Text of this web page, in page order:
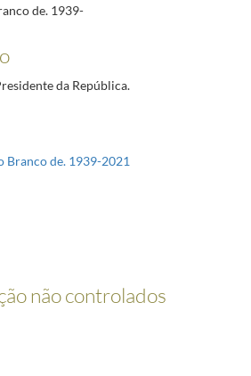
de. 1939-
da República.
Branco de. 1939-2021
não controlados